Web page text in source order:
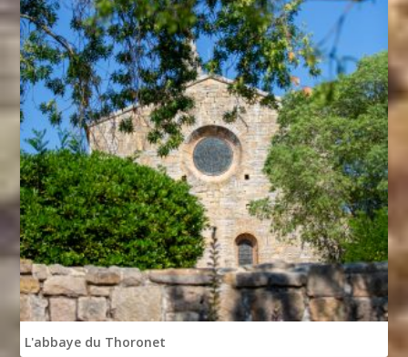
L'abbaye du Thoronet